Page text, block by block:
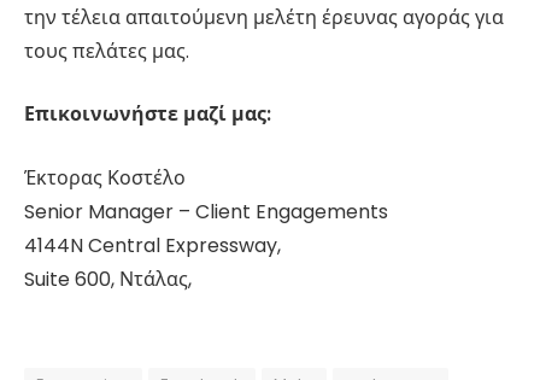
την τέλεια απαιτούμενη μελέτη έρευνας αγοράς για
τους πελάτες μας.
Επικοινωνήστε μαζί μας:
Έκτορας Κοστέλο
Senior Manager – Client Engagements
4144N Central Expressway,
Suite 600, Ντάλας,